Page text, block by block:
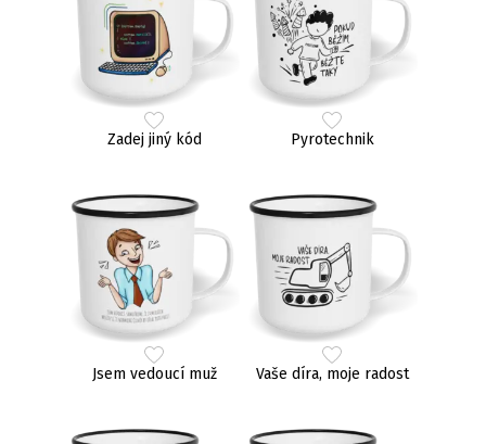
Zadej jiný kód Pyrotechnik
Jsem vedoucí muž Vaše díra, moje radost